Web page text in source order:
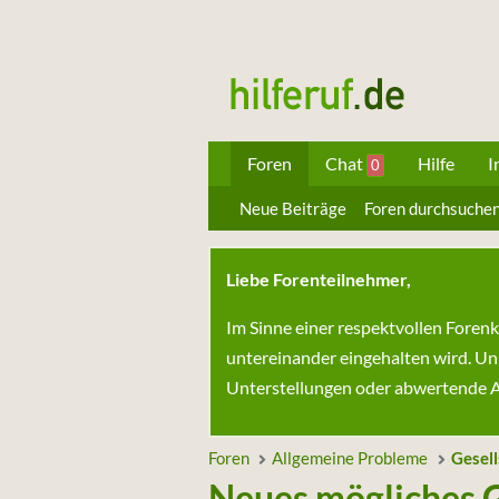
Foren Chat 0 Hilfe
Neue Beiträge Foren
Liebe Forenteilnehmer,
Im Sinne einer respektvollen
untereinander eingehalten wird.
Unterstellungen oder abwertende
Foren Allgemeine Probleme